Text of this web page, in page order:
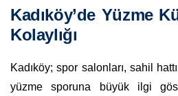
Kadıköy’de Yüzme
Kolaylığı
Kadıköy; spor salonları, sahil
yüzme sporuna büyük ilgi